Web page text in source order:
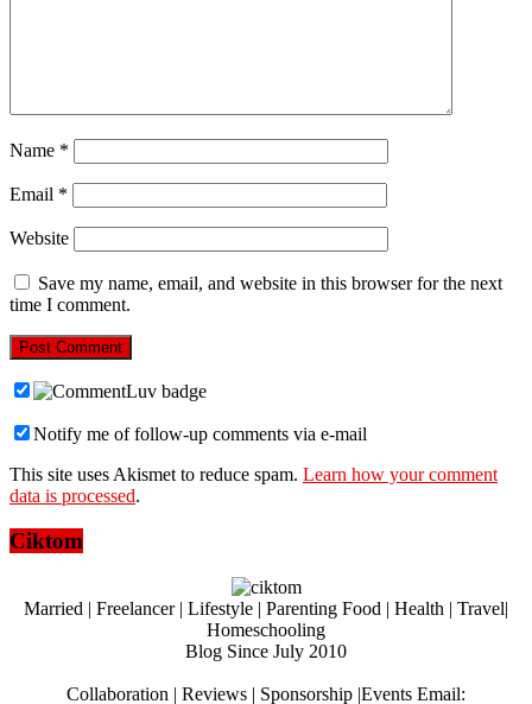
Name *
Email *
Website
Save my name, email, and website in this browser for the next
time I comment.
Notify me of follow-up comments via e-mail
This site uses Akismet to reduce spam. Learn how your comment
data is processed.
Ciktom
Married | Freelancer | Lifestyle | Parenting Food | Health | Travel|
Homeschooling
Blog Since July 2010
Collaboration | Reviews | Sponsorship |Events Email: